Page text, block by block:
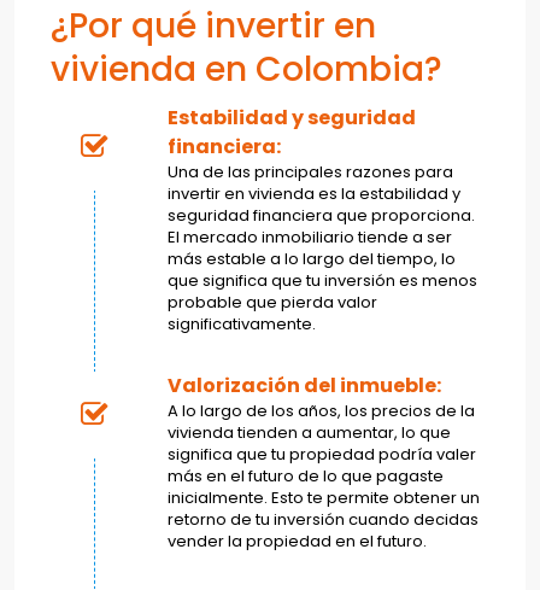
¿Por qué invertir en
vivienda en Colombia?
Estabilidad y seguridad
financiera:
Una de las principales razones para
invertir en vivienda es la estabilidad y
seguridad financiera que proporciona.
El mercado inmobiliario tiende a ser
más estable a lo largo del tiempo, lo
que significa que tu inversión es menos
probable que pierda valor
significativamente.
Valorización del inmueble:
A lo largo de los años, los precios de la
vivienda tienden a aumentar, lo que
significa que tu propiedad podría valer
más en el futuro de lo que pagaste
inicialmente. Esto te permite obtener un
retorno de tu inversión cuando decidas
vender la propiedad en el futuro.